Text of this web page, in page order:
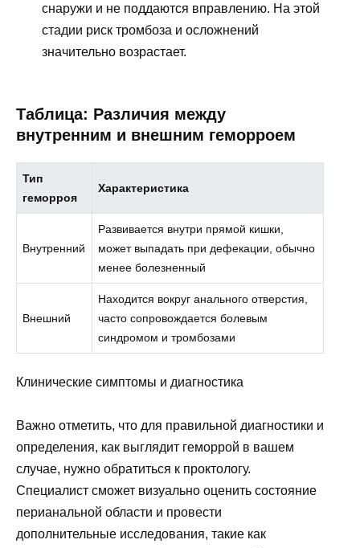
снаружи и не поддаются вправлению. На этой
стадии риск тромбоза и осложнений
значительно возрастает.
Таблица: Различия между
внутренним и внешним геморроем
Тип
геморроя
Характеристика
Внутренний
Развивается внутри прямой кишки,
может выпадать при дефекации, обычно
менее болезненный
Внешний
Находится вокруг анального отверстия,
часто сопровождается болевым
синдромом и тромбозами
Клинические симптомы и диагностика
Важно отметить, что для правильной диагностики и
определения, как выглядит геморрой в вашем
случае, нужно обратиться к проктологу.
Специалист сможет визуально оценить состояние
перианальной области и провести
дополнительные исследования, такие как